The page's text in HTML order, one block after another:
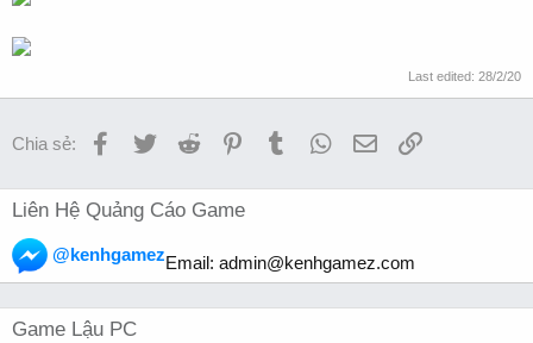
Last edited: 28/2/20
Chia sẻ: Facebook
TwitterReddit PinterestTumblrWhatsApp
EmailLink
Liên Hệ Quảng Cáo Game
@kenhgamezEmail: admin@kenhgamez.com
Game Lậu PC